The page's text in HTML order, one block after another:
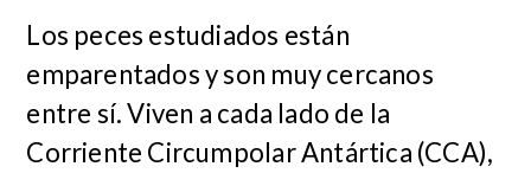
Los peces estudiados están
emparentados y son muy cercanos
entre sí. Viven a cada lado de la
Corriente Circumpolar Antártica (CCA),